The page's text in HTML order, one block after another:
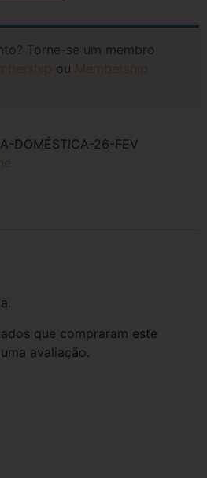
Torne-se um membro
ou Membership
DOMÉSTICA-26-FEV
que compraram este
avaliação.